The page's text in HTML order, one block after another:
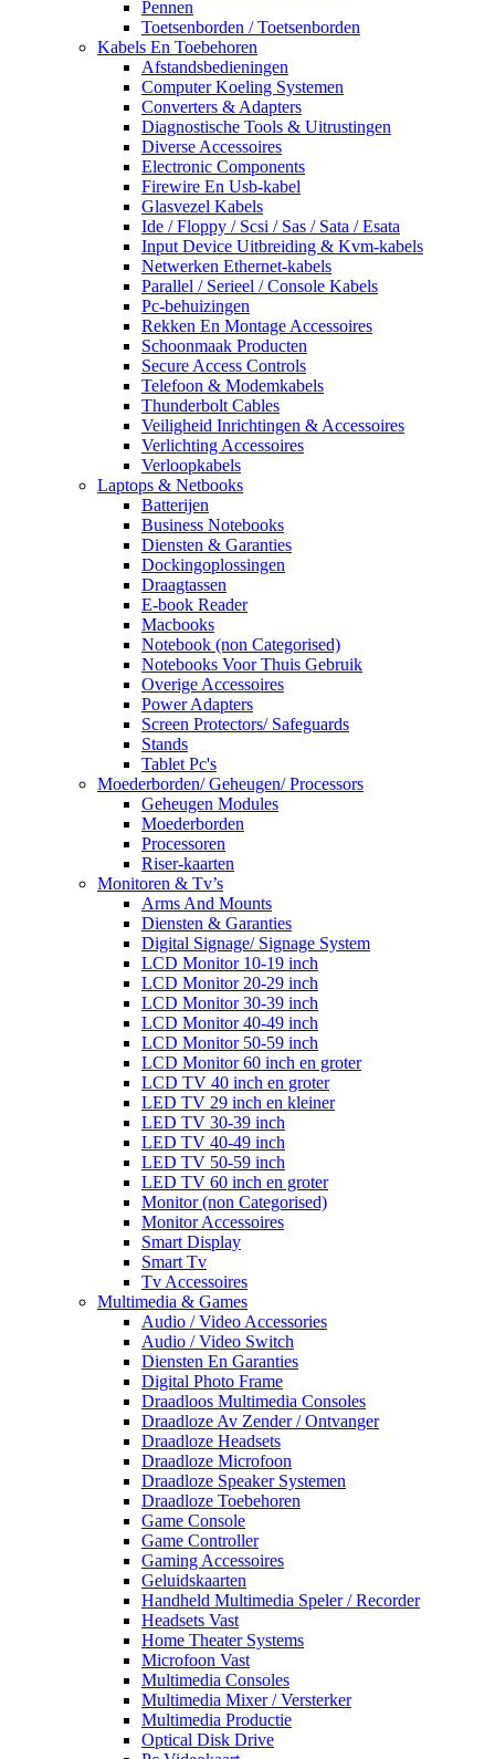
Pennen
Toetsenborden / Toetsenborden
Kabels En Toebehoren
Afstandsbedieningen
Computer Koeling Systemen
Converters & Adapters
Diagnostische Tools & Uitrustingen
Diverse Accessoires
Electronic Components
Firewire En Usb-kabel
Glasvezel Kabels
Ide / Floppy / Scsi / Sas / Sata / Esata
Input Device Uitbreiding & Kvm-kabels
Netwerken Ethernet-kabels
Parallel / Serieel / Console Kabels
Pc-behuizingen
Rekken En Montage Accessoires
Schoonmaak Producten
Secure Access Controls
Telefoon & Modemkabels
Thunderbolt Cables
Veiligheid Inrichtingen & Accessoires
Verlichting Accessoires
Verloopkabels
Laptops & Netbooks
Batterijen
Business Notebooks
Diensten & Garanties
Dockingoplossingen
Draagtassen
E-book Reader
Macbooks
Notebook (non Categorised)
Notebooks Voor Thuis Gebruik
Overige Accessoires
Power Adapters
Screen Protectors/ Safeguards
Stands
Tablet Pc's
Moederborden/ Geheugen/ Processors
Geheugen Modules
Moederborden
Processoren
Riser-kaarten
Monitoren & Tv’s
Arms And Mounts
Diensten & Garanties
Digital Signage/ Signage System
LCD Monitor 10-19 inch
LCD Monitor 20-29 inch
LCD Monitor 30-39 inch
LCD Monitor 40-49 inch
LCD Monitor 50-59 inch
LCD Monitor 60 inch en groter
LCD TV 40 inch en groter
LED TV 29 inch en kleiner
LED TV 30-39 inch
LED TV 40-49 inch
LED TV 50-59 inch
LED TV 60 inch en groter
Monitor (non Categorised)
Monitor Accessoires
Smart Display
Smart Tv
Tv Accessoires
Multimedia & Games
Audio / Video Accessories
Audio / Video Switch
Diensten En Garanties
Digital Photo Frame
Draadloos Multimedia Consoles
Draadloze Av Zender / Ontvanger
Draadloze Headsets
Draadloze Microfoon
Draadloze Speaker Systemen
Draadloze Toebehoren
Game Console
Game Controller
Gaming Accessoires
Geluidskaarten
Handheld Multimedia Speler / Recorder
Headsets Vast
Home Theater Systems
Microfoon Vast
Multimedia Consoles
Multimedia Mixer / Versterker
Multimedia Productie
Optical Disk Drive